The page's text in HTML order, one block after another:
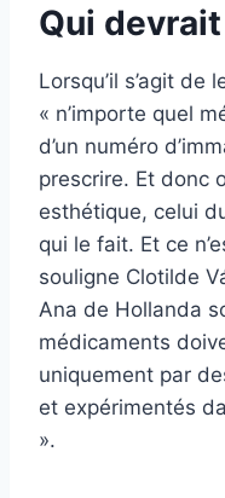
Qui
Lorsqu’il s’agit de
« n’importe quel
d’un numéro
prescrire. Et donc
esthétique, celui
qui le fait. Et ce
souligne Clotilde
Ana de Hollanda
médicaments
uniquement par
et expérimentés
».